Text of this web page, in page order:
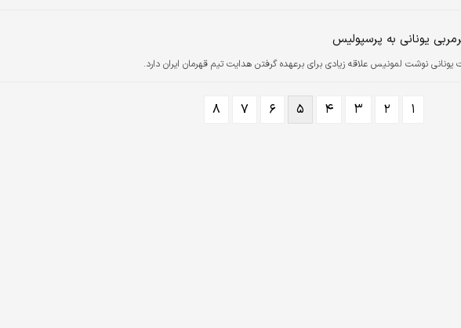
یونانی به پرسپولیس
نوشت لمونیس علاقه زیادی برای برعهده گرفتن هدایت تیم قهرمان ایران دارد.
۱ ۲ ۳ ۴ ۵ ۶ ۷ ۸